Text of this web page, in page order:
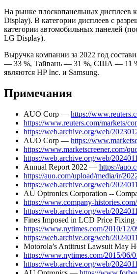
На рынке плоскопанельных дисплеев
Display). В категории дисплеев с
категории автомобильных панелей
LG Display).
Выручка компании за 2022 год
— 33 %, Тайвань — 31 %, США — 11
являются HP Inc. и Samsung.
Примечания
AUO Corp — https://
https://www.reuters.com/markets/
https://web.archive.org/web/
AUO Corp — https://
https://www.marketscreener.com/
https://web.archive.org/web/
Annual Report 2022 — https://
https://auo.com/upload/media/ir/
https://web.archive.org/web/
AU Optronics Corporation --
https://www.company-
https://web.archive.org/web/
Fines Imposed in LCD Price
https://www.nytimes.com/2010/12/
https://web.archive.org/web/
Motorola’s Antitrust Lawsuit May
https://www.nytimes.com/2015/06/
https://web.archive.org/web/